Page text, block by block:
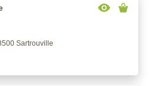
Sartrouville